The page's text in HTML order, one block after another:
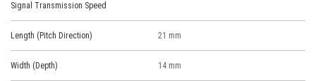
Signal Transmission Speed
Length (Pitch Direction) 21 mm
Width (Depth) 14 mm